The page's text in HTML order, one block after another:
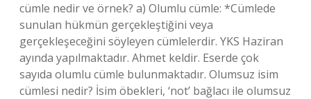
cümle nedir ve örnek? a) Olumlu cümle: *Cümlede
sunulan hükmün gerçekleştiğini veya
gerçekleşeceğini söyleyen cümlelerdir. YKS Haziran
ayında yapılmaktadır. Ahmet keldir. Eserde çok
sayıda olumlu cümle bulunmaktadır. Olumsuz isim
cümlesi nedir? İsim öbekleri, ‘not’ bağlacı ile olumsuz